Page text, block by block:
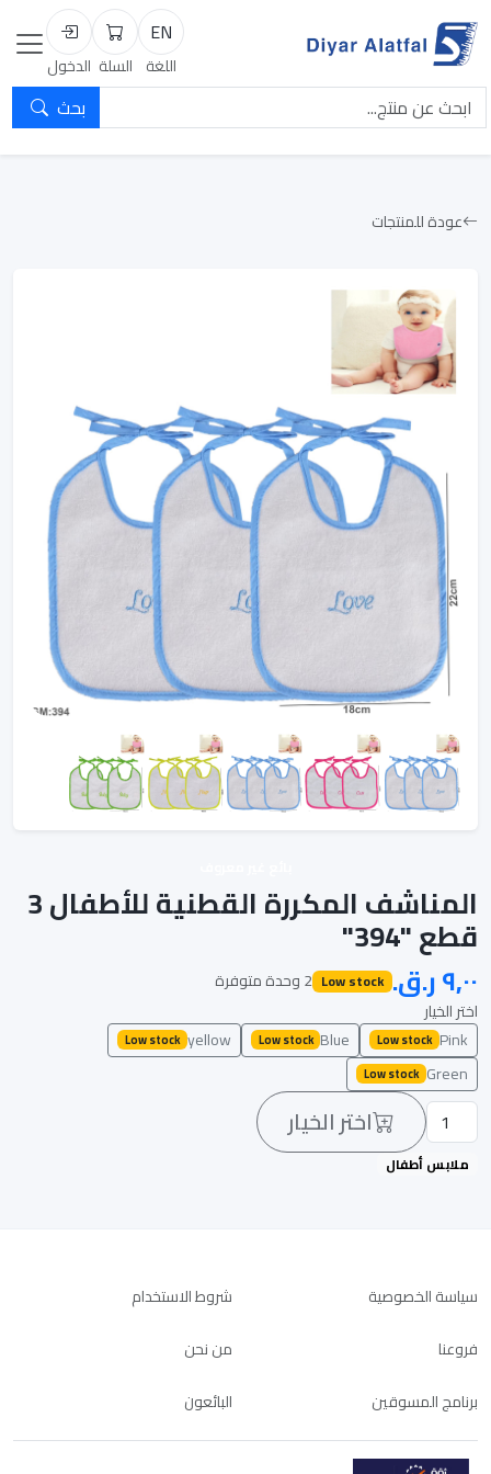
EN
اللغة
السلة
السلة
تسجيل
الدخول
بحث
عودة للمنتجات
المناشف المكررة القطنية للأطفال 3
قطع "394"
Low stock 2 وحدة متوفرة
اختر الخيار
Pink
Low stock
Blue
Low stock
yellow
Low stock
Green
Low stock
اختر الخيار
ملابس أطفال
سياسة الخصوصية
شروط الاستخدام
فروعنا
من نحن
برنامج المسوقين
البائعون